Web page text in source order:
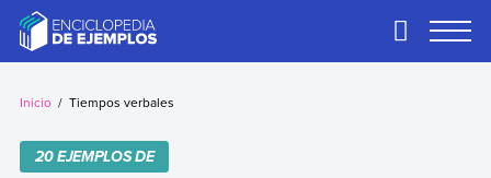
contentEjemplos
Necesitas ejemplos.
Primary
Inicio Tiempos verbales
20 EJEMPLOS DE